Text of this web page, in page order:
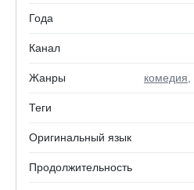
Года
Канал
Жанры комедия
Теги
Оригинальный язык
Продолжительность